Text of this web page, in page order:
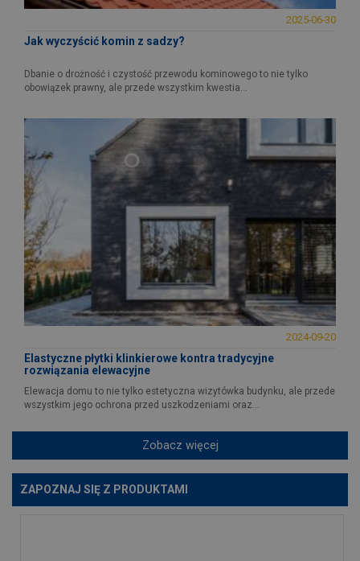
2025-06-30
Jak wyczyścić komin z sadzy?
Dbanie o drożność i czystość przewodu kominowego to nie tylko
obowiązek prawny, ale przede wszystkim kwestia...
2024-09-20
Elastyczne płytki klinkierowe kontra tradycyjne
rozwiązania elewacyjne
Elewacja domu to nie tylko estetyczna wizytówka budynku, ale przede
wszystkim jego ochrona przed uszkodzeniami oraz...
Zobacz więcej
ZAPOZNAJ SIĘ Z PRODUKTAMI